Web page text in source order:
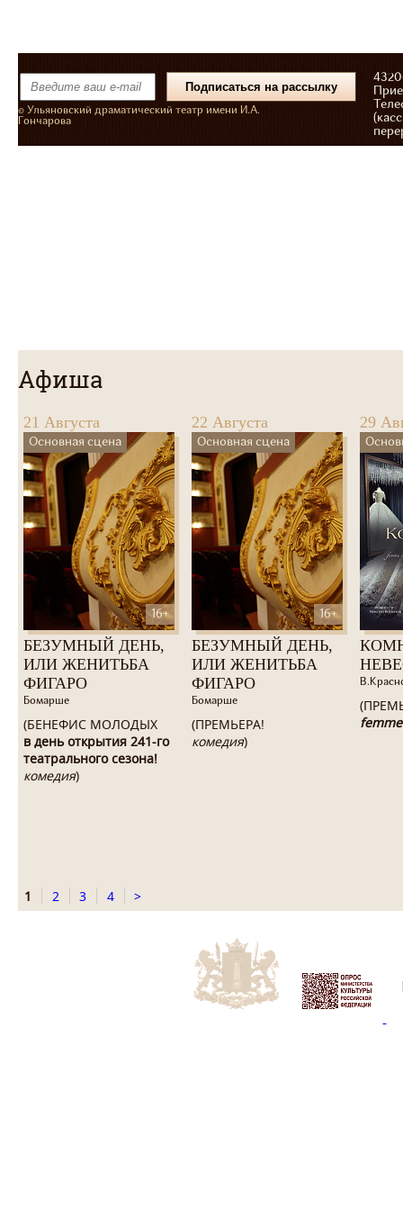
Афиша
21 Августа
Основная сцена
16+
БЕЗУМНЫЙ ДЕНЬ,
ИЛИ ЖЕНИТЬБА
ФИГАРО
Бомарше
(БЕНЕФИС МОЛОДЫХ
в день открытия 241-го
театрального сезона!
комедия)
22 Августа
Основная сцена
16+
БЕЗУМНЫЙ ДЕНЬ,
ИЛИ ЖЕНИТЬБА
ФИГАРО
Бомарше
(ПРЕМЬЕРА!
комедия)
29
1 2 3 4 >
© Ульяновский драматический театр имени И.А.
Гончарова